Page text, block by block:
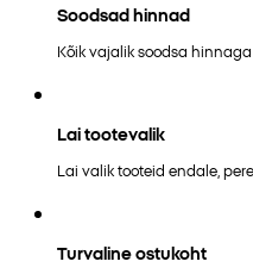
Soodsad hinnad
Kõik vajalik soodsa hinnaga
Lai tootevalik
Lai valik tooteid endale,
Turvaline ostukoht